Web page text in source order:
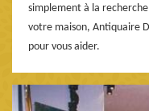
simplement à la
votre maison, Antiquaire
pour vous aider.